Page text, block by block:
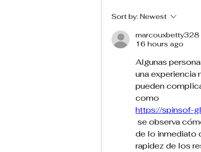
Sort by: Newest
marcouxbetty328
16 hours ago
Algunas
una experiencia
pueden
como
https://spinsof-
de lo inmediato
rapidez de los